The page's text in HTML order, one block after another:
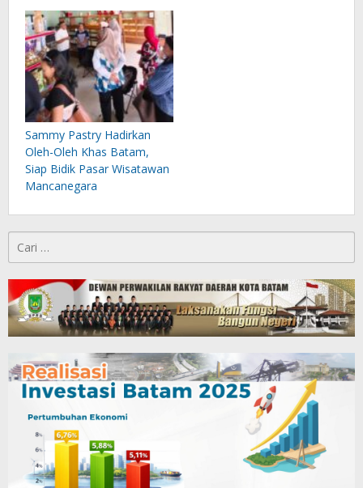
Sammy Pastry Hadirkan
Oleh-Oleh Khas Batam,
Siap Bidik Pasar Wisatawan
Mancanegara
untuk: